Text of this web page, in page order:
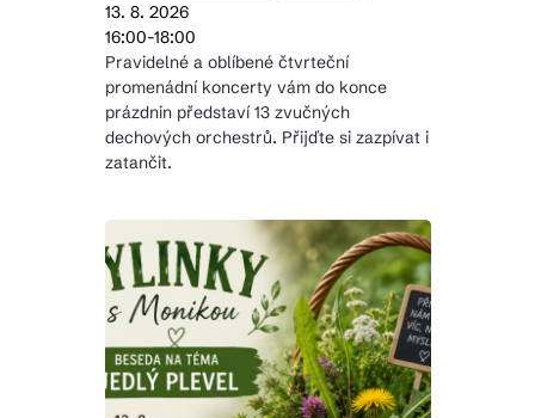
13. 8. 2026
16:00-18:00
Pravidelné a oblíbené čtvrteční
promenádní koncerty vám do konce
prázdnin představí 13 zvučných
dechových orchestrů. Přijďte si zazpívat i
zatančit.